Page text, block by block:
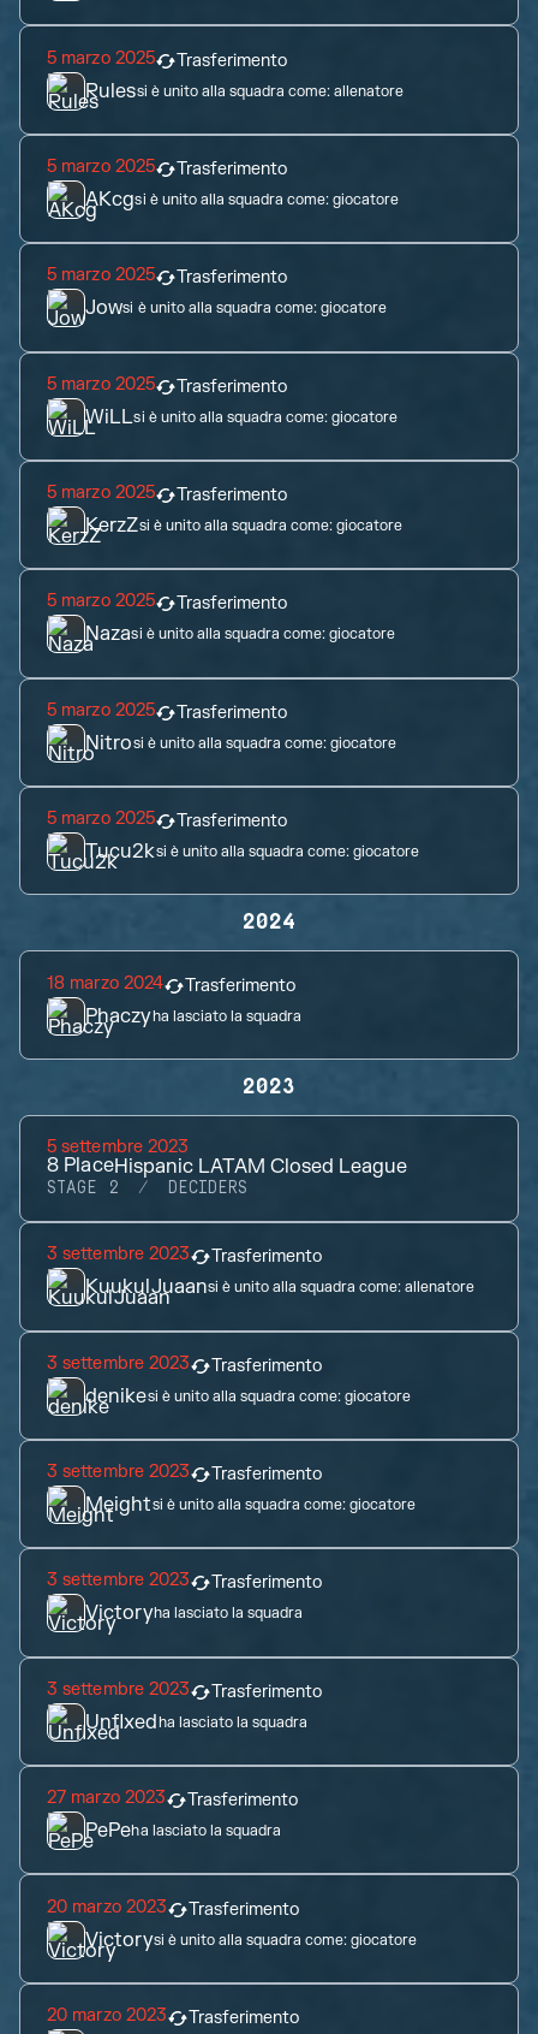
5 marzo 2025 Trasferimento
Rulessi è unito alla squadra come:allenatore
5 marzo 2025 Trasferimento
AKcgsi è unito alla squadra come:giocatore
5 marzo 2025 Trasferimento
Jowsi è unito alla squadra come:giocatore
5 marzo 2025 Trasferimento
WiLLsi è unito alla squadra come:giocatore
5 marzo 2025 Trasferimento
KerzZsi è unito alla squadra come:giocatore
5 marzo 2025 Trasferimento
Nazasi è unito alla squadra come:giocatore
5 marzo 2025 Trasferimento
Nitrosi è unito alla squadra come:giocatore
5 marzo 2025 Trasferimento
Tucu2ksi è unito alla squadra come:giocatore
2024
18 marzo 2024 Trasferimento
Phaczyha lasciato la squadra
2023
5 settembre 2023
8 PlaceHispanic LATAM Closed League
STAGE 2 DECIDERS
3 settembre 2023 Trasferimento
KuukulJuaansi è unito alla squadra come: allenatore
3 settembre 2023 Trasferimento
denikesi è unito alla squadra come:giocatore
3 settembre 2023 Trasferimento
Meightsi è unito alla squadra come:giocatore
3 settembre 2023 Trasferimento
Victoryha lasciato la squadra
3 settembre 2023 Trasferimento
Unflxedha lasciato la squadra
27 marzo 2023 Trasferimento
PePeha lasciato la squadra
20 marzo 2023 Trasferimento
Victorysi è unito alla squadra come:giocatore
20 marzo 2023 Trasferimento